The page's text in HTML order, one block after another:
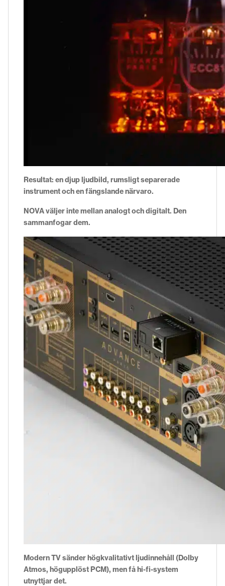
Resultat: en djup ljudbild, rumsligt separerade
instrument och en fängslande närvaro.
NOVA väljer inte mellan analogt och digitalt. Den
sammanfogar dem.
Modern TV sänder högkvalitativt ljudinnehåll (Dolby
Atmos, högupplöst PCM), men få hi-fi-system
utnyttjar det.